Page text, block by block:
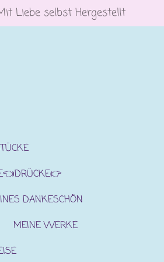
Liebe selbst Hergestellt
DANKESCHÖN
MEINE WERKE